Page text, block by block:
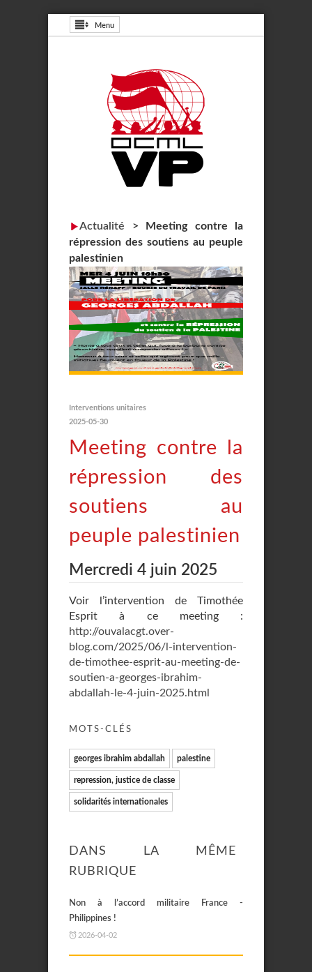
Menu
Actualité >
Meeting contre la
répression des soutiens au peuple
palestinien
Interventions unitaires
2025-05-30
Meeting contre la
répression des
soutiens au
peuple palestinien
Mercredi 4 juin 2025
Voir l’intervention de Timothée
Esprit à ce meeting :
http://ouvalacgt.over-
blog.com/2025/06/l-intervention-
de-timothee-esprit-au-meeting-de-
soutien-a-georges-ibrahim-
abdallah-le-4-juin-2025.html
MOTS-CLÉS
georges ibrahim abdallah palestine
repression, justice de classe
solidarités internationales
DANS LA MÊME
RUBRIQUE
Non à l’accord militaire France -
Philippines !
2026-04-02